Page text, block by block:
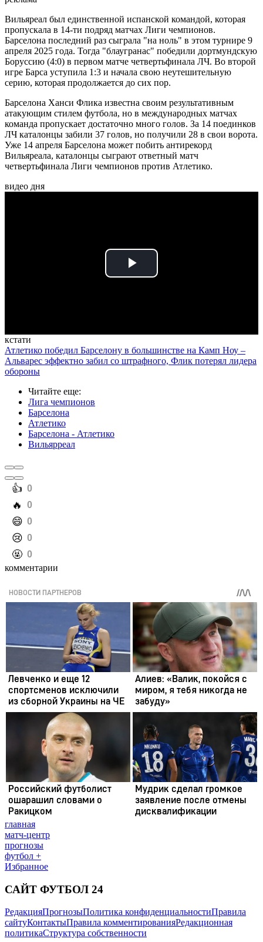
Вильяреал был единственной испанской командой, которая
пропускала в 14-ти подряд матчах Лиги чемпионов.
Барселона последний раз сыграла "на ноль" в этом турнире 9
апреля 2025 года. Тогда "блаугранас" победили дортмундскую
Боруссию (4:0) в первом матче четвертьфинала ЛЧ. Во второй
игре Барса уступила 1:3 и начала свою неутешительную
серию, которая продолжается до сих пор.
Барселона Ханси Флика известна своим результативным
атакующим стилем футбола, но в международных матчах
команда пропускает достаточно много голов. За 14 поединков
ЛЧ каталонцы забили 37 голов, но получили 28 в свои ворота.
Уже 14 апреля Барселона может побить антирекорд
Вильяреала, каталонцы сыграют ответный матч
четвертьфинала Лиги чемпионов против Атлетико.
видео дня
Play
кстати
Атлетико победил Барселону в большинстве на Камп Ноу –
Альварес эффектно забил со штрафного, Флик потерял лидера
обороны
Читайте еще:
Лига чемпионов
Барселона
Атлетико
Барселона - Атлетико
Вильярреал
️👍 0
️🔥 0
️😄 0
️😢 0
️🤬 0
комментарии
главная
матч-центр
прогнозы
футбол +
Избранное
САЙТ ФУТБОЛ 24
РедакцияПрогнозыПолитика конфиденциальностиПравила
сайтуКонтактыПравила комментированияРедакционная
политикаСтруктура собственности